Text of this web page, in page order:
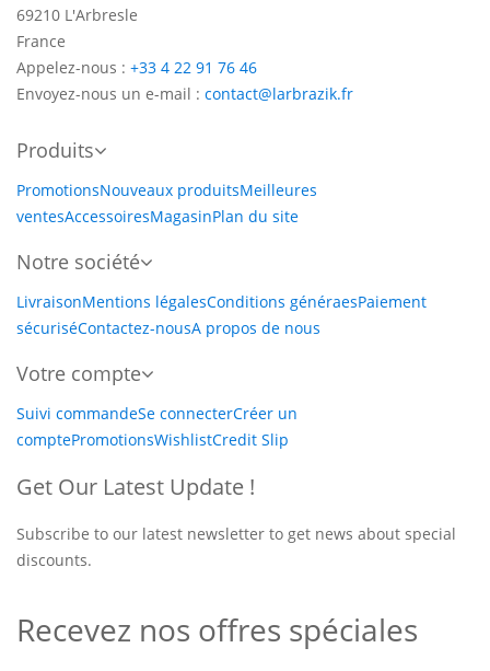
69210 L'Arbresle
France
Appelez-nous : +33 4 22 91 76 46
Envoyez-nous un e-mail : contact@larbrazik.fr
Produits
PromotionsNouveaux produitsMeilleures
ventesAccessoiresMagasinPlan du site
Notre société
LivraisonMentions légalesConditions généraesPaiement
sécuriséContactez-nousA propos de nous
Votre compte
Suivi commandeSe connecterCréer un
comptePromotionsWishlistCredit Slip
Get Our Latest Update !
Subscribe to our latest newsletter to get news about special
discounts.
Recevez nos offres spéciales